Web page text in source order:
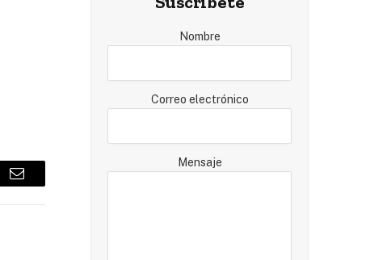
Email
Nombre
Correo electrónico
Mensaje